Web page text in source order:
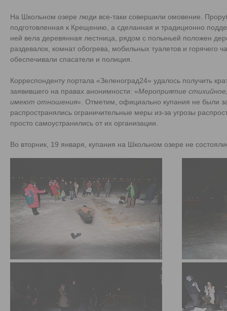
На Школьном озере люди все-таки совершили омовение.
подготовленная к Крещению, а сделанная и традиционно
ней вела деревянная лестница, рядом с полыньей положен
раздевалок, комнат обогрева, мобильных туалетов и горячего
обеспечивали спасатели и полиция.
Корреспонденту портала «Зеленоград24» удалось получить
заявившего на правах анонимности: «Мероприятие
имеют отношения». Отметим, официально купания не были
распространялись ограничительные меры из-за угрозы
просто самоустранились от их организации.
Во вторник, 19 января, купания на Школьном озере не